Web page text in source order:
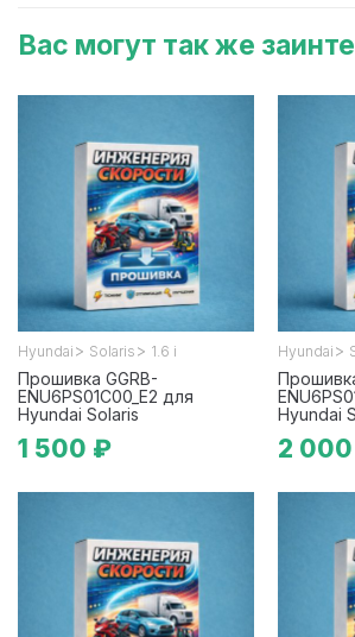
Вас могут так же
Hyundai > Solaris > 1.6 i
Прошивка GGRB-
ENU6PS01C00_E2 для
Hyundai Solaris
1 500 ₽
Hyundai >
Hyundai
2